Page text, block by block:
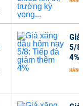
Giá
5/
4%
HÀNG